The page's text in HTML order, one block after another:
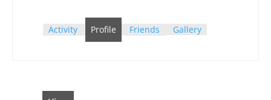
Activity Profile Friends Gallery